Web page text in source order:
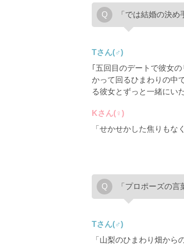
「では結婚の決め
Tさん(♂)
｢五回目のデートで彼女
かって回るひまわりの中
る彼女とずっと一緒にい
Kさん(♀)
「せかせかした焦りもな
「プロポーズの言
Tさん(♂)
「山梨のひまわり畑から